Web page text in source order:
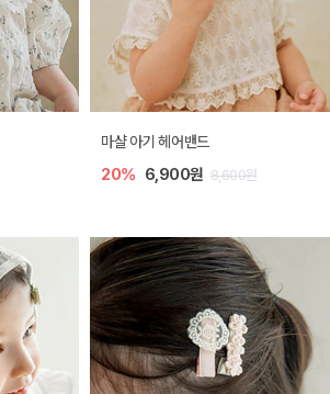
마샬 아기 헤어밴드
20% 6,900원 8,600원